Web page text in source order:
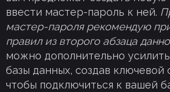
ввести мастер-пароль к ней.
мастер-пароля рекомендую
правил из второго абзаца
можно дополнительно
базы данных, создав ключевой
чтобы подключиться к вашей